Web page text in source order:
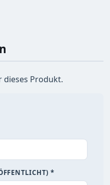
dieses Produkt.
*